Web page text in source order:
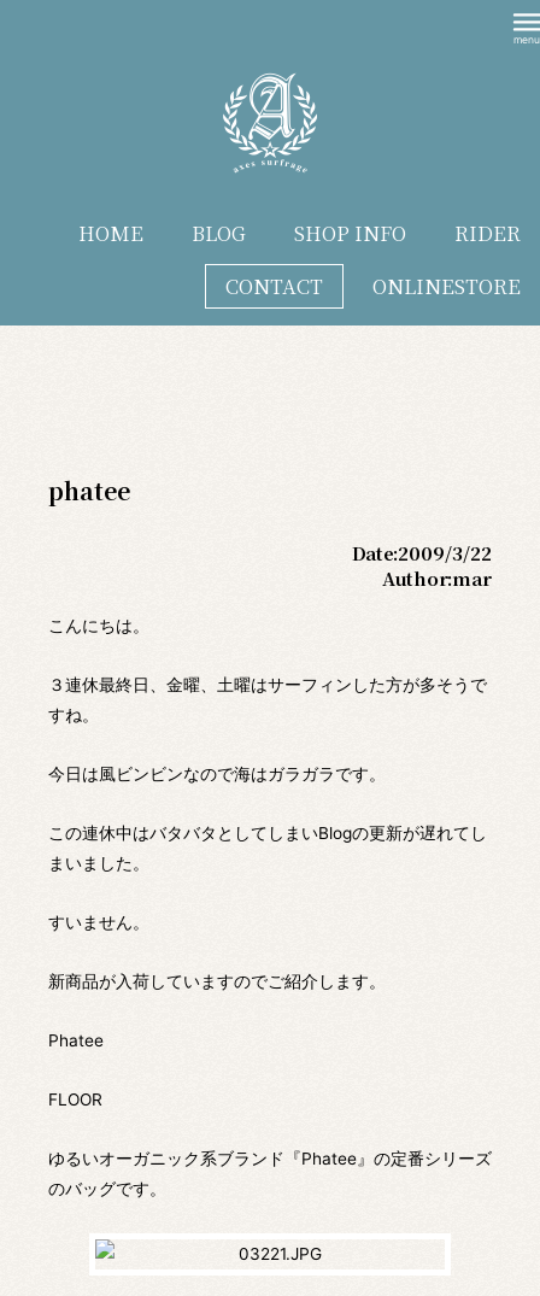
HOME BLOG SHOP INFO
RIDER
CONTACT
ONLINESTORE
phatee
Date:2009/3/22
Author:mar
こんにちは。
３連休最終日、金曜、土曜はサーフィンした方が多そうで
すね。
今日は風ビンビンなので海はガラガラです。
この連休中はバタバタとしてしまいBlogの更新が遅れてし
まいました。
すいません。
新商品が入荷していますのでご紹介します。
Phatee
FLOOR
ゆるいオーガニック系ブランド『Phatee』の定番シリーズ
のバッグです。